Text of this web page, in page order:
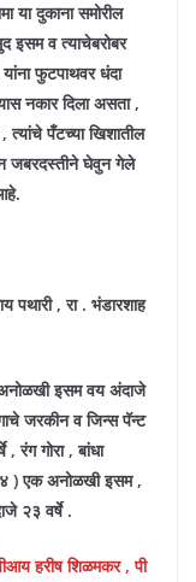
या दुकाना समोरील
इसम व त्याचेबरोबर
फुटपाथवर धंदा
नकार दिला असता ,
त्यांचे पँटच्या खिशातील
जबरदस्तीने घेवुन गेले
पथारी , रा . भंडारशाह
इसम वय अंदाजे
जरकीन व जिन्स पॅन्ट
गोरा , बांधा
४ ) एक अनोळखी इसम ,
२३ वर्षे .
हरीष शिळमकर , पी